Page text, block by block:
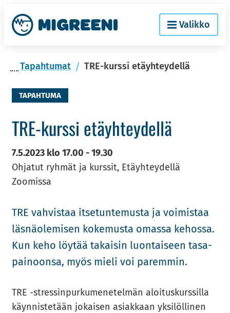
ry
si­
töön
Etusi­
vu
Valikko
Ta­pah­tu­mat TRE-kurssi etäyhteydellä
TAPAHTUMA
TRE-​kurssi etäyh­tey­del­lä
7.5.2023 klo 17.00 -19.30
Ohjatut ryhmät ja kurssit, Etäyhteydellä
Zoomissa
TRE vah­vis­taa it­se­tun­te­mus­ta ja voi­mis­taa
läs­nä­ole­mi­sen ko­ke­mus­ta omas­sa ke­hos­sa.
Kun keho löy­tää ta­kai­sin luon­tai­seen ta­sa­
pai­noon­sa, myös mieli voi pa­rem­min.
TRE -​stressinpurkumenetelmän aloi­tus­kurs­sil­la
käyn­nis­te­tään jo­kai­sen asiak­kaan yk­si­löl­li­nen